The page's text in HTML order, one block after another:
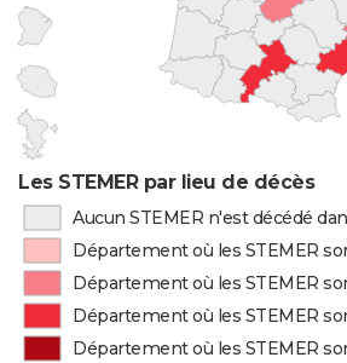
Les STEMER par lieu de décès
Aucun STEMER n'est décédé
Département où les STEMER
Département où les STEMER
Département où les STEMER
Département où les STEMER